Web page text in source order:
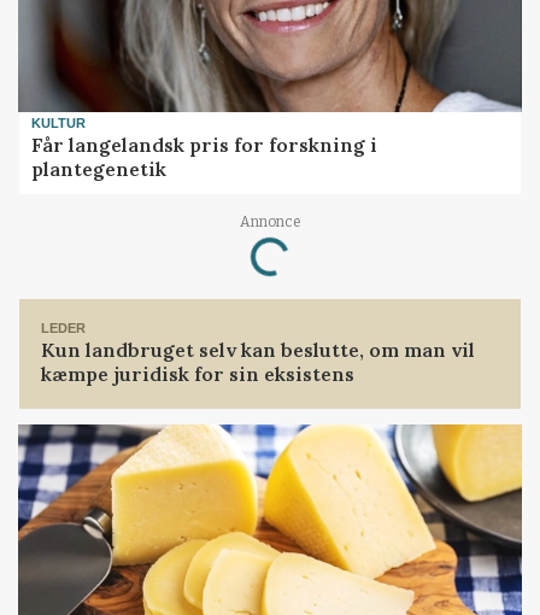
KULTUR
Får langelandsk pris for forskning i
plantegenetik
Annonce
Loading...
LEDER
Kun landbruget selv kan beslutte, om man vil
kæmpe juridisk for sin eksistens